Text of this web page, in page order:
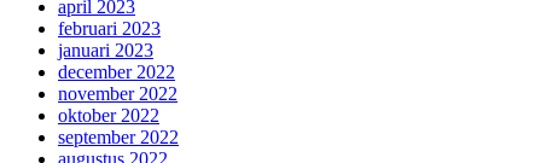
april 2023
februari 2023
januari 2023
december 2022
november 2022
oktober 2022
september 2022
augustus 2022